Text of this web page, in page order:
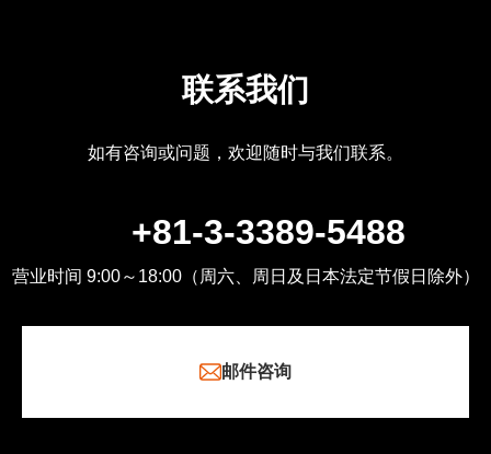
联系我们
如有咨询或问题，欢迎随时与我们联系。
+81-3-3389-5488
营业时间 9:00～18:00（周六、周日及日本法定节假日除外）
邮件咨询